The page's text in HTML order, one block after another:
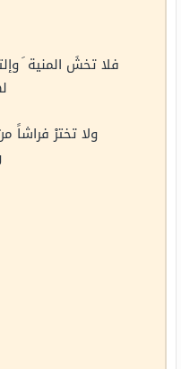
فلا تخشَ المنية
ولا تخترْ فراشاً